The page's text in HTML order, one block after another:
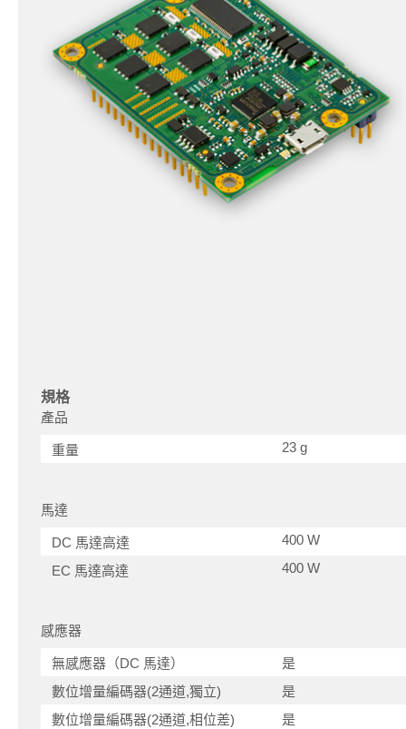
規格
產品
重量 23 g
馬達
DC 馬達高達
400 W
EC 馬達高達
400 W
感應器
無感應器（DC 馬達）
是
數位增量編碼器(2通道,獨立)
是
數位增量編碼器(2通道,相位差)
是